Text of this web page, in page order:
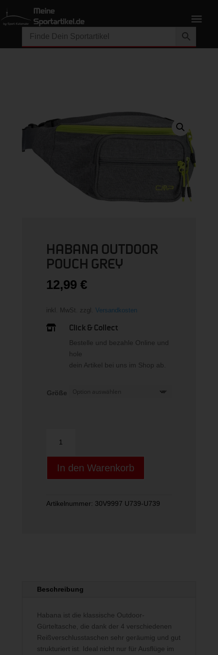
HABANA OUTDOOR
POUCH GREY
12,99 €
inkl. MwSt. zzgl. Versandkosten
 Click & Collect
Bestelle und bezahle Online und
hole
dein Artikel bei uns im Shop ab.
Größe
OUTDOOR
POUCH
GREY
Menge
In den Warenkorb
Artikelnummer: 30V9997 U739-U739
Beschreibung
Habana ist die klassische Outdoor-
Gürteltasche, die dank der 4 verschiedenen
Reißverschlusstaschen sehr geräumig und gut
strukturiert ist. Ideal nicht nur für Ausflüge im